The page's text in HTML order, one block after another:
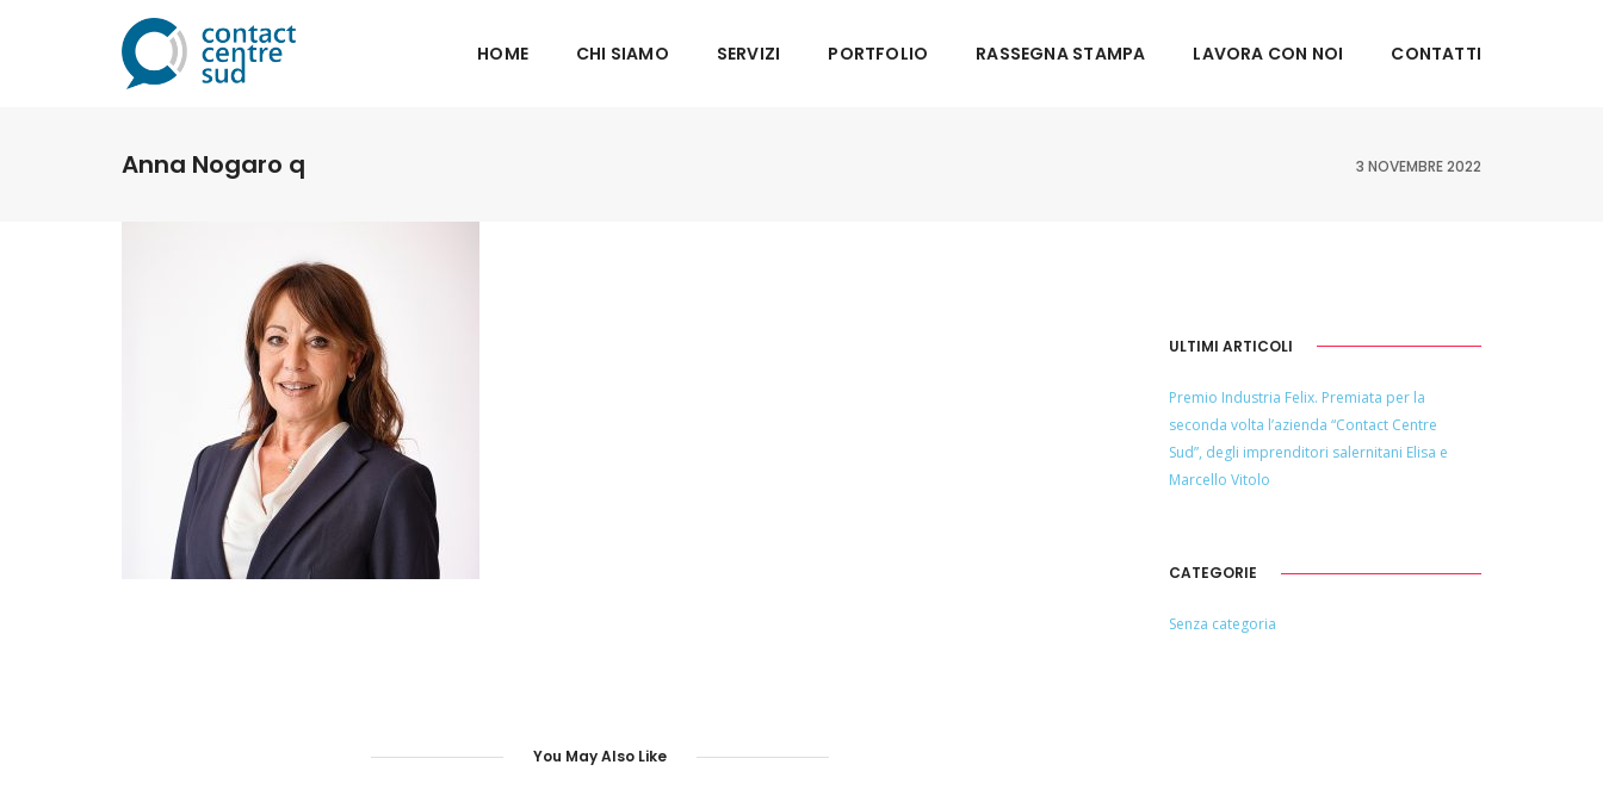
HOME CHI SIAMO SERVIZI PORTFOLIO RASSEGNA STAMPA LAVORA CON NOI CONTATTI
Anna Nogaro q 3 NOVEMBRE 2022
You May Also Like
ULTIMI ARTICOLI
Premio Industria Felix. Premiata per la
seconda volta l’azienda “Contact Centre
Sud”, degli imprenditori salernitani Elisa e
Marcello Vitolo
CATEGORIE
Senza categoria